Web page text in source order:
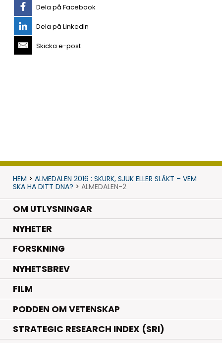
Dela på Facebook
Dela på LinkedIn
Skicka e-post
HEM > ALMEDALEN 2016 : SKURK, SJUK ELLER SLÄKT – VEM
SKA HA DITT DNA? > ALMEDALEN-2
OM UTLYSNINGAR
NYHETER.
FORSKNING.
NYHETSBREV
FILM
PODDEN OM VETENSKAP
STRATEGIC RESEARCH INDEX (SRI)